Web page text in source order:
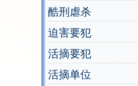
酷刑虐杀
迫害要犯
活摘要犯
活摘单位